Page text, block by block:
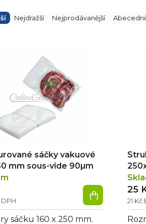
Nejdražší Nejprodávanější
sáčky vakuové
mm sous-vide 90µm
sáčku 160 x 250 mm.
21 Kč
25